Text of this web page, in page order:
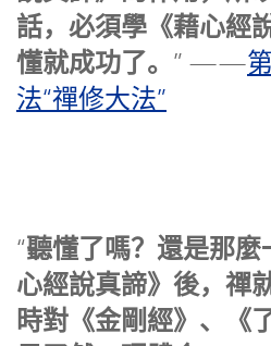
話，必須學《藉心經
懂就成功了。 ” ——
法“禪修大法”
“聽懂了嗎？還是那
心經說真諦》後，禪
時對《金剛經》、《